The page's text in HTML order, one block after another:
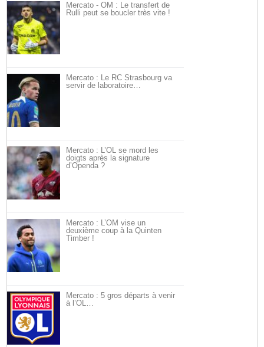
Mercato - OM : Le transfert de
Rulli peut se boucler très vite !
Mercato : Le RC Strasbourg va
servir de laboratoire…
Mercato : L’OL se mord les
doigts après la signature
d’Openda ?
Mercato : L’OM vise un
deuxième coup à la Quinten
Timber !
Mercato : 5 gros départs à venir
à l’OL…